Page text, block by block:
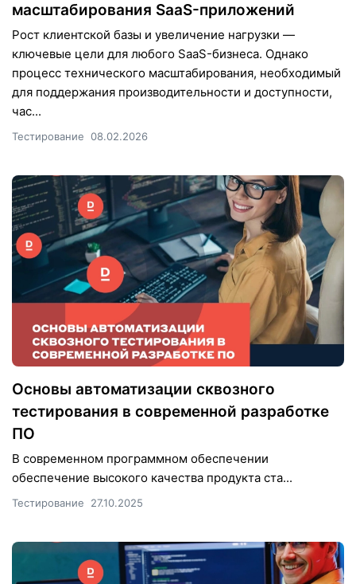
масштабирования SaaS-приложений
Рост клиентской базы и увеличение нагрузки —
ключевые цели для любого SaaS-бизнеса. Однако
процесс технического масштабирования, необходимый
для поддержания производительности и доступности,
час...
Тестирование 08.02.2026
Основы автоматизации сквозного
тестирования в современной разработке
ПО
В современном программном обеспечении
обеспечение высокого качества продукта ста...
Тестирование 27.10.2025